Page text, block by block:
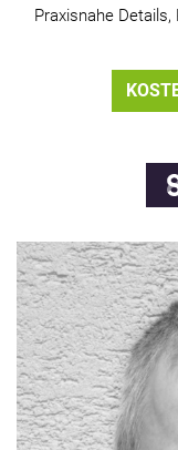
Praxisnahe